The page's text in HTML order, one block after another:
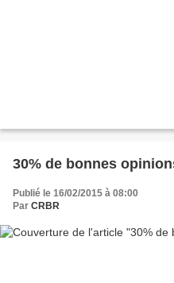
30% de bonnes
Publié le 16/02/2015 à 08:00
Par CRBR